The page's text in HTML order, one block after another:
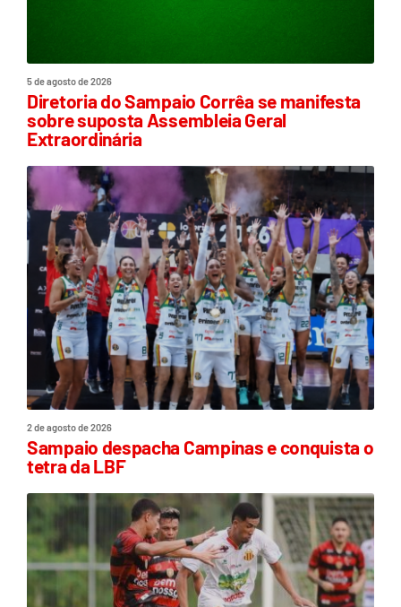
5 de agosto de 2026
Diretoria do Sampaio Corrêa se manifesta
sobre suposta Assembleia Geral
Extraordinária
2 de agosto de 2026
Sampaio despacha Campinas e conquista o
tetra da LBF